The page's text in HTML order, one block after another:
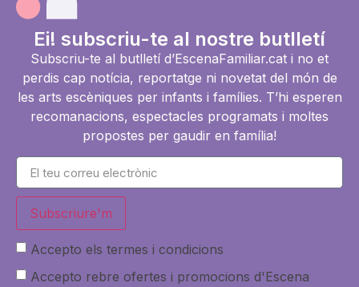
Ei! subscriu-te al nostre butlletí
Subscriu-te al butlletí d’EscenaFamiliar.cat i no et
perdis cap notícia, reportatge ni novetat del món de
les arts escèniques per infants i famílies. T’hi esperen
recomanacions, espectacles programats i moltes
propostes per gaudir en família!
Subscriure'm
Accepto els termes i condicions
Accepto rebre ofertes i promocions d'Escena